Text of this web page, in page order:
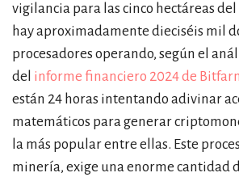
vigilancia para las cinco hectáreas
hay aproximadamente dieciséis mil
procesadores operando, según el
del informe financiero 2024 de
están 24 horas intentando adivinar
matemáticos para generar
la más popular entre ellas. Este
minería, exige una enorme cantidad